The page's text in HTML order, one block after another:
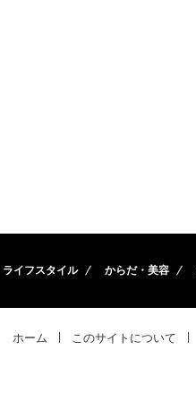
ライフスタイル からだ・美容
ホーム このサイトについて